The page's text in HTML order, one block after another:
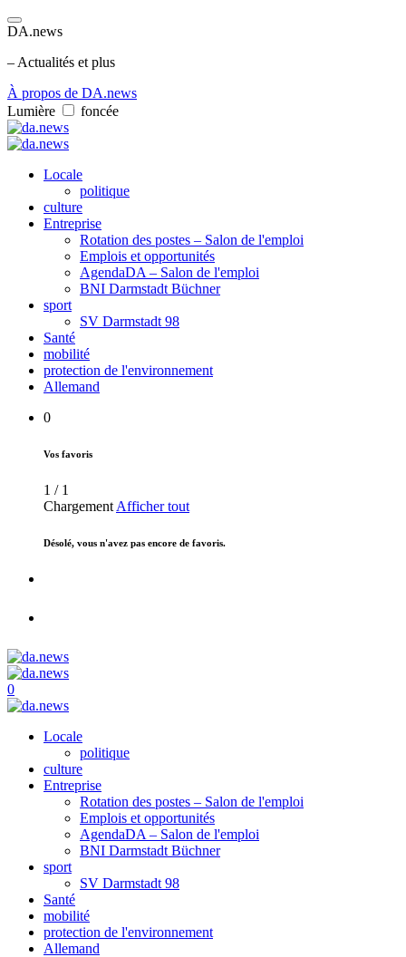
DA.news
– Actualités et plus
À propos de DA.news
Lumière
foncée
Locale
politique
culture
Entreprise
Rotation des postes – Salon de l'emploi
Emplois et opportunités
AgendaDA – Salon de l'emploi
BNI Darmstadt Büchner
sport
SV Darmstadt 98
Santé
mobilité
protection de l'environnement
Allemand
0
Vos favoris
1 / 1
Chargement Afficher tout
Désolé, vous n'avez pas encore de favoris.
0
Locale
politique
culture
Entreprise
Rotation des postes – Salon de l'emploi
Emplois et opportunités
AgendaDA – Salon de l'emploi
BNI Darmstadt Büchner
sport
SV Darmstadt 98
Santé
mobilité
protection de l'environnement
Allemand